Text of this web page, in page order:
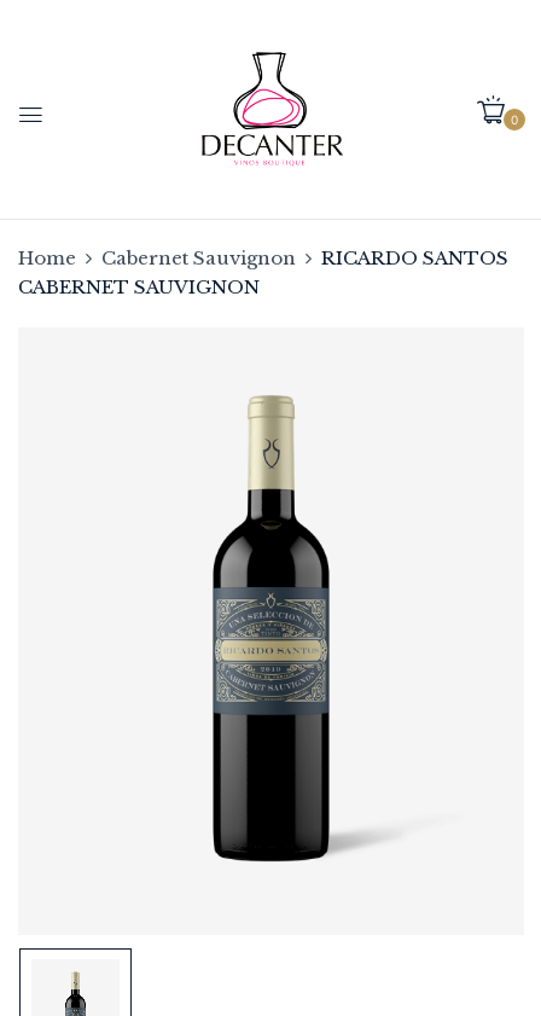
0
Home Cabernet Sauvignon
RICARDO SANTOS
CABERNET SAUVIGNON